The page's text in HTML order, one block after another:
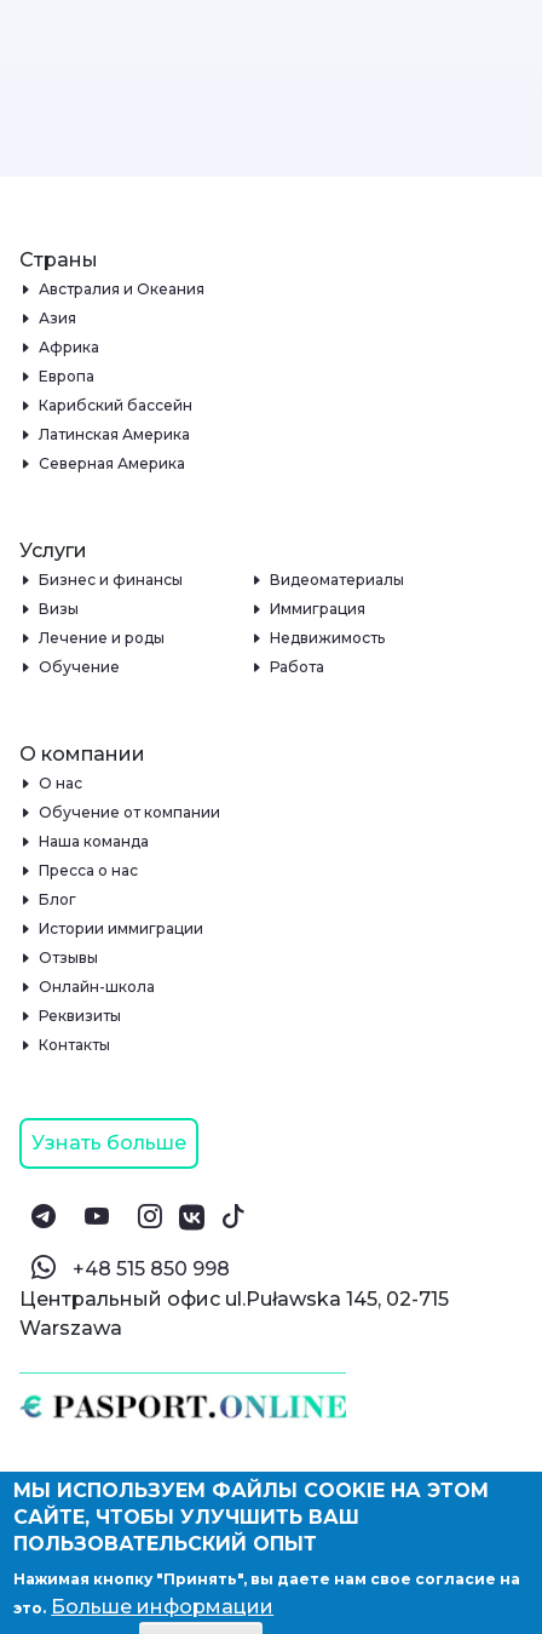
© Паспорт Онлайн 2019—2026
Политика конфиденциальности
Оферта и конфиденциальность:РФ
Правовые документы
Депонирование логотипа компании
Страны
Австралия и Океания
Азия
Африка
Европа
Карибский бассейн
Латинская Америка
Северная Америка
Услуги
Бизнес и финансы
Видеоматериалы
Визы
Иммиграция
Лечение и роды
Недвижимость
Обучение
Работа
О компании
О нас
Обучение от компании
Наша команда
Пресса о нас
Блог
Истории иммиграции
Отзывы
Онлайн-школа
Реквизиты
Контакты
Узнать больше
‪+48 515 850 998‬
Центральный офис ul.Puławska 145, 02-715
Warszawa
МЫ ИСПОЛЬЗУЕМ ФАЙЛЫ COOKIE НА ЭТОМ
САЙТЕ, ЧТОБЫ УЛУЧШИТЬ ВАШ
ПОЛЬЗОВАТЕЛЬСКИЙ ОПЫТ
Нажимая кнопку "Принять", вы даете нам свое согласие на
это. Больше информации